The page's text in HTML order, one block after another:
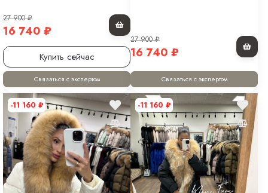
27 900₽
16 740 ₽
Купить сейчас
Связаться с экспертом
27 900₽
16 740 ₽
Связаться с экспертом
-11 160 ₽ -11 160 ₽